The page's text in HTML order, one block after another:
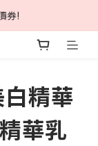
精華
華乳